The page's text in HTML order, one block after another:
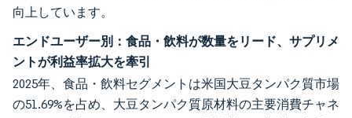
向上しています。
エンドユーザー別：食品・飲料が数量をリード、サプリメ
ントが利益率拡大を牽引
2025年、食品・飲料セグメントは米国大豆タンパク質市場
の51.69%を占め、大豆タンパク質原材料の主要消費チャネ